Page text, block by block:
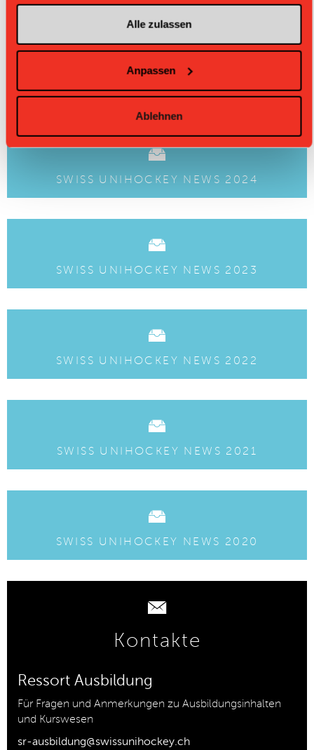
Alle zulassen
Anpassen
Ablehnen
KOPFTREFFER "BEIM AUSSCHWINGEN"
Archiv swiss unihockey News
SWISS UNIHOCKEY NEWS 2024
SWISS UNIHOCKEY NEWS 2023
SWISS UNIHOCKEY NEWS 2022
SWISS UNIHOCKEY NEWS 2021
SWISS UNIHOCKEY NEWS 2020
Kontakte
Ressort Ausbildung
Für Fragen und Anmerkungen zu Ausbildungsinhalten
und Kurswesen
sr-ausbildung@swissunihockey.ch